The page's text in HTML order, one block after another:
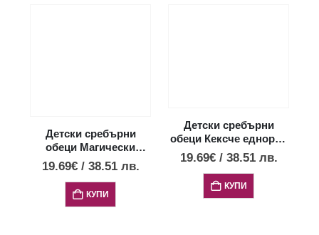
Детски сребърни
обеци Магически
еднорог, тип винт
19.69€ / 38.51 лв.
КУПИ
Детски сребърни
обеци Кексче еднорог,
тип винт
19.69€ / 38.51 лв.
КУПИ